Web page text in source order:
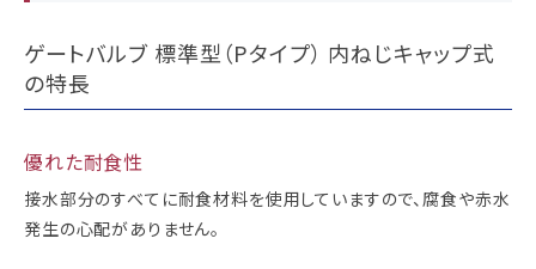
ゲートバルブ 標準型（Pタイプ） 内ねじキャップ式
の特長
優れた耐食性
接水部分のすべてに耐食材料を使用していますので、腐食や赤水
発生の心配がありません。